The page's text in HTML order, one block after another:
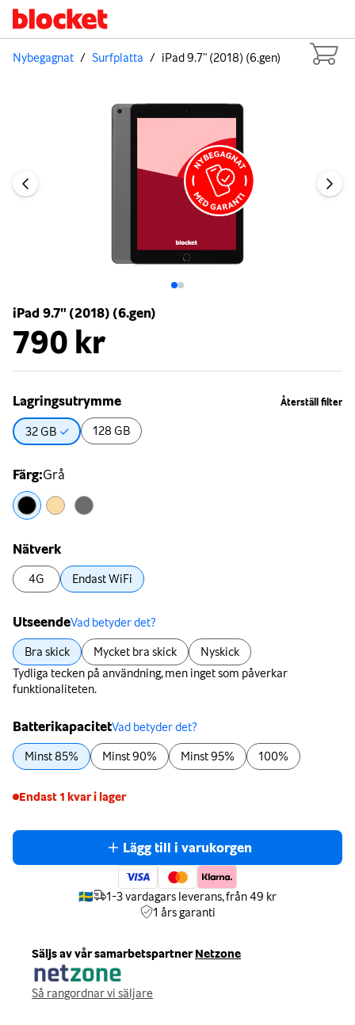
Nybegagnat / Surfplatta / iPad 9.7" (2018) (6.gen)
iPad 9.7" (2018) (6.gen)
790 kr
Återställ filter
Lagringsutrymme
32 GB 128 GB
Färg:Grå
Nätverk
4G Endast WiFi
UtseendeVad betyder det?
Bra skick Mycket bra skick
Nyskick
Tydliga tecken på användning, men inget som påverkar
funktionaliteten.
BatterikapacitetVad betyder det?
Minst 85% Minst 90% Minst 95% 100%
Endast 1 kvar i lager
Lägg till i varukorgen
🇸🇪
1-3 vardagars leverans, från 49 kr
1 årsgaranti
Säljs av vår samarbetspartnerNetzone
Så rangordnar vi säljare